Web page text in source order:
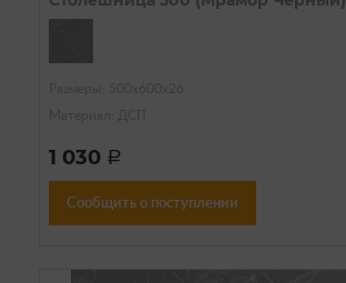
1 030 a
Сообщить о поступлении